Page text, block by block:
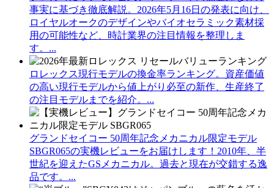
事実に基づき徹底解説。2026年5月16日の発表に向け、
ロイヤルオークのデザインやバイオセラミック素材採
用の可能性など、時計業界の注目情報を整理しま
す。...
ロレックス現行モデルの換金率ランキング。資産価値
の高い現行モデルから値上がり必至の新作、生産終了
の注目モデルまでを紹介。...
グランドセイコー 50周年記念メカニカル限定モデル
SBGR065の実機レビューをお届けします！2010年、半
世紀を迎えたGSメカニカル。過去と現在が交錯する逸
品です。...